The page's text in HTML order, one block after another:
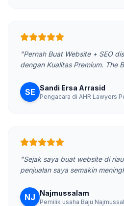
"Pernah Buat Website + SEO
dengan Kualitas Premium. The
SE Sandi Ersa Arrasid
Pengacara di AHR Lawyers
"Sejak saya buat website di
penjualan saya semakin
NJ Najmussalam
Pemilik usaha Baju